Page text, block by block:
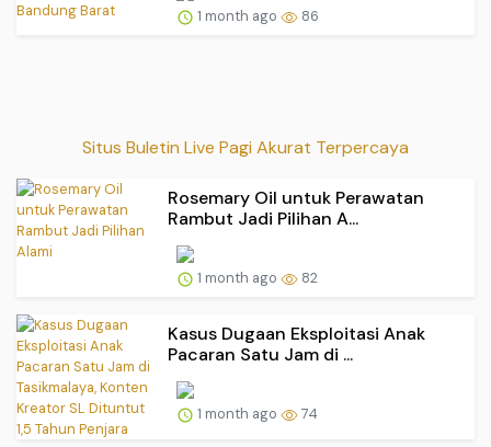
1 month ago 86
Situs Buletin Live Pagi Akurat Terpercaya
Rosemary Oil untuk Perawatan
Rambut Jadi Pilihan A...
1 month ago 82
Kasus Dugaan Eksploitasi Anak
Pacaran Satu Jam di ...
1 month ago 74